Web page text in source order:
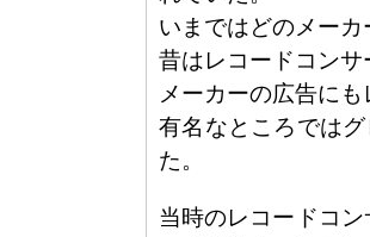
いまではどのメー
昔はレコードコン
メーカーの広告に
有名なところでは
た。
当時のレコードコ